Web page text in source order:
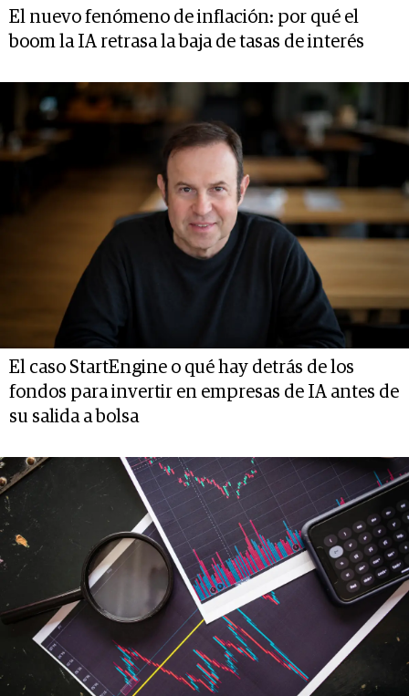
El nuevo fenómeno de inflación: por qué el
boom la IA retrasa la baja de tasas de interés
El caso StartEngine o qué hay detrás de los
fondos para invertir en empresas de IA antes de
su salida a bolsa